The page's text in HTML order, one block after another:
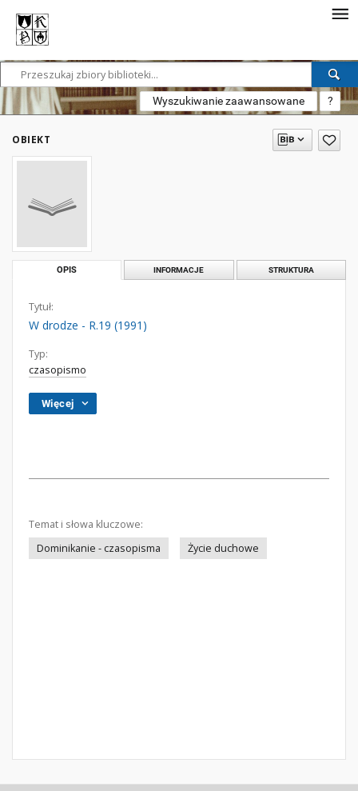
Wyszukiwanie zaawansowane ?
OBIEKT
OPIS INFORMACJE STRUKTURA
Tytuł:
W drodze - R.19 (1991)
Typ:
czasopismo
Więcej
Temat i słowa kluczowe:
Dominikanie - czasopisma
Życie duchowe